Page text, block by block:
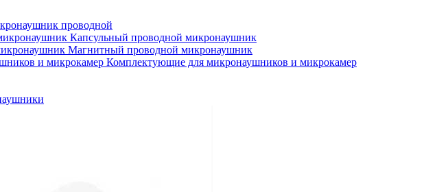
проводной
Капсульный проводной микронаушник
Магнитный проводной микронаушник
Комплектующие для микронаушников и микрокамер